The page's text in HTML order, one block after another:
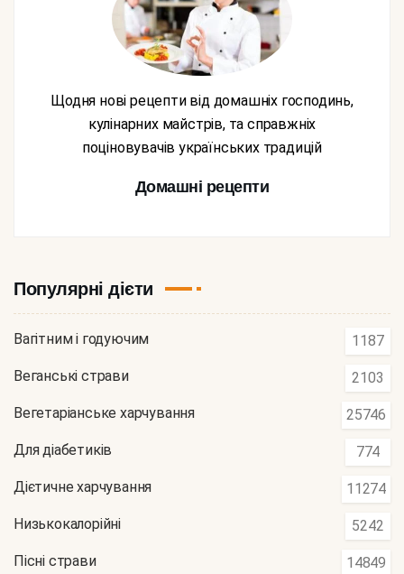
Щодня нові рецепти від домашніх господинь,
кулінарних майстрів, та справжніх
поціновувачів українських традицій
Домашні рецепти
Популярні дієти
Вагітним і годуючим 1187
Веганські страви 2103
Вегетаріанське харчування 25746
Для діабетиків 774
Дієтичне харчування 11274
Низькокалорійні 5242
Пісні страви 14849